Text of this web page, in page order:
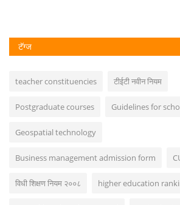
टॅग्ज
teacher constituencies टीईटी नवीन नियम
Postgraduate courses Guidelines for
Geospatial technology
Business management admission form
विधी शिक्षण नियम २००८ higher education